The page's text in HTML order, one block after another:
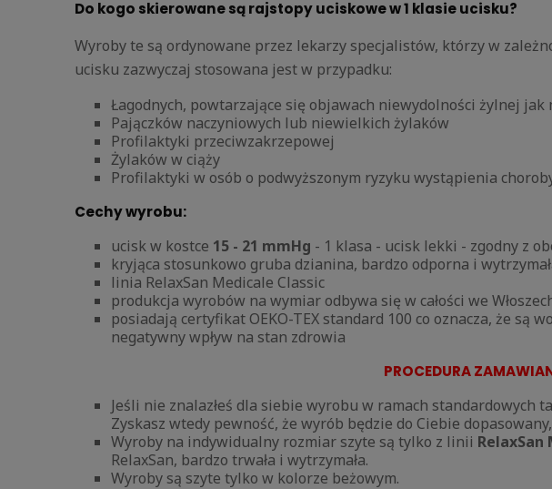
Do kogo skierowane są rajstopy uciskowe w 1 klasie ucisku?
Wyroby te są ordynowane przez lekarzy specjalistów, którzy w
ucisku zazwyczaj stosowana jest w przypadku:
Łagodnych, powtarzające się objawach niewydolności żylnej jak
Pajączków naczyniowych lub niewielkich żylaków
Profilaktyki przeciwzakrzepowej
Żylaków w ciąży
Profilaktyki w osób o podwyższonym ryzyku wystąpienia
Cechy wyrobu:
ucisk w kostce 15 - 21 mmHg - 1 klasa - ucisk lekki - zgodny z
kryjąca stosunkowo gruba dzianina, bardzo odporna i
linia RelaxSan Medicale Classic
produkcja wyrobów na wymiar odbywa się w całości we
posiadają certyfikat OEKO-TEX standard 100 co oznacza, że
negatywny wpływ na stan zdrowia
PROCEDURA
Jeśli nie znalazłeś dla siebie wyrobu w ramach
Zyskasz wtedy pewność, że wyrób będzie do Ciebie
Wyroby na indywidualny rozmiar szyte są tylko z linii RelaxSan
RelaxSan, bardzo trwała i wytrzymała.
Wyroby są szyte tylko w kolorze beżowym.